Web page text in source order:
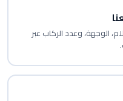
الوجهة، وعدد الركاب عبر